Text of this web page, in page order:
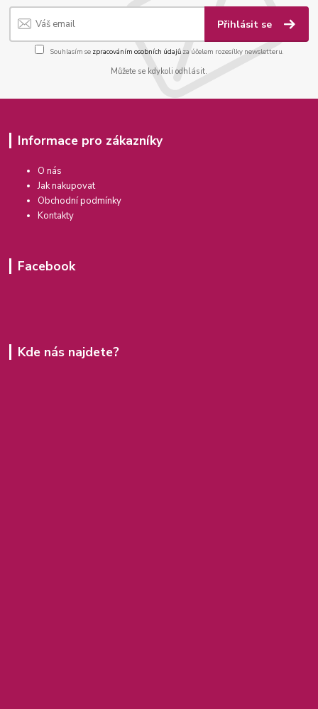
Přihlásit se
Souhlasím se zpracováním osobních údajůza účelem rozesílky newsletteru.
Můžete se kdykoli odhlásit.
Informace pro zákazníky
O nás
Jak nakupovat
Obchodní podmínky
Kontakty
Facebook
Kde nás najdete?